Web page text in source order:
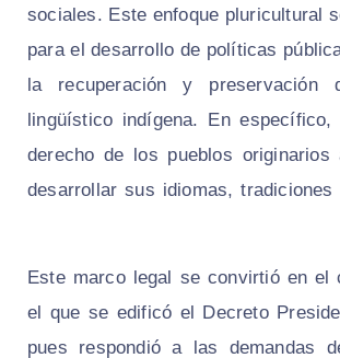
sociales. Este enfoque pluricultural
para el desarrollo de políticas
la recuperación y preservación
lingüístico indígena. En
derecho de los pueblos
desarrollar sus idiomas,
Este marco legal se convirtió en el
el que se edificó el Decreto
pues respondió a las demandas